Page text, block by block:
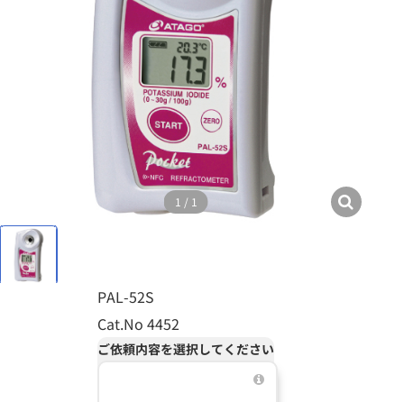
1 / 1
PAL-52S
Cat.No 4452
ご依頼内容を選択してください